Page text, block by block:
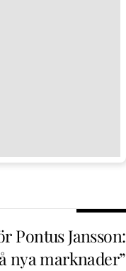
Pontus Jansson:
nya marknader”